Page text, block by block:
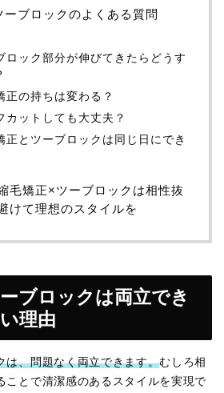
ブロックのよくある質問
ロック部分が伸びてきたらどうす
正の持ちは変わる？
カットしても大丈夫？
正とツーブロックは同じ日にでき
毛矯正×ツーブロックは相性抜
けて理想のスタイルを
ブロックは両立でき
理由
は、問題なく両立できます。むしろ相
ことで清潔感のあるスタイルを実現で